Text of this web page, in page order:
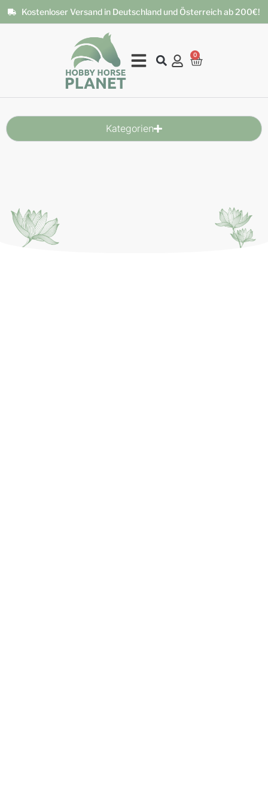
Kostenloser Versand in Deutschland und Österreich ab 200€!
0
Kategorien